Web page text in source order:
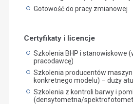
Gotowość do pracy zmianowej
Certyfikaty i licencje
Szkolenia BHP i stanowiskowe
pracodawcę)
Szkolenia producentów maszyn
konkretnego modelu) – duży
Szkolenia z kontroli barwy i
(densytometria/